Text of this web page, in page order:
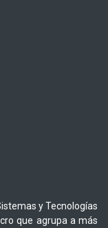
y Tecnologías
que agrupa a más